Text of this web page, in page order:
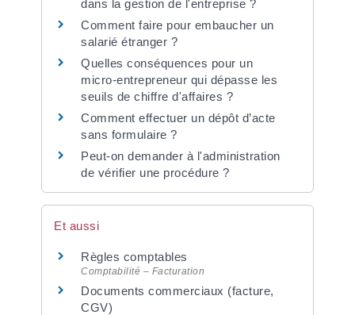
dans la gestion de l'entreprise ?
Comment faire pour embaucher un
salarié étranger ?
Quelles conséquences pour un
micro-entrepreneur qui dépasse les
seuils de chiffre d'affaires ?
Comment effectuer un dépôt d’acte
sans formulaire ?
Peut-on demander à l'administration
de vérifier une procédure ?
Et aussi
Règles comptables
Comptabilité – Facturation
Documents commerciaux (facture,
CGV)